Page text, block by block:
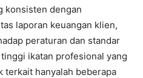
konsisten dengan
laporan keuangan klien,
peraturan dan standar
ikatan profesional yang
terkait hanyalah beberapa